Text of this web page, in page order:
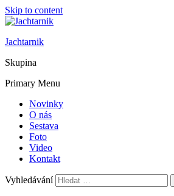
Skip to content
Jachtarnik
Skupina
Primary Menu
Novinky
O nás
Sestava
Foto
Video
Kontakt
Vyhledávání